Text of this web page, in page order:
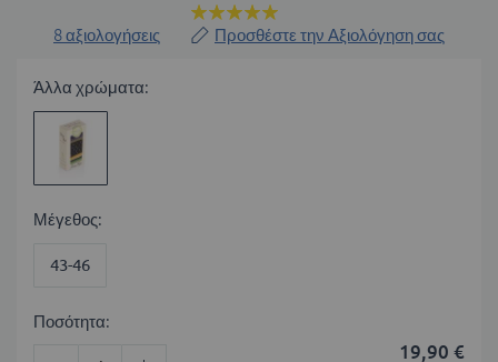
Βαθμολογία:
100
% of100
8αξιολογήσεις Προσθέστε την Αξιολόγηση σας
Άλλα χρώματα:
Μέγεθος
43-46
19,90 €
Ποσότητα: